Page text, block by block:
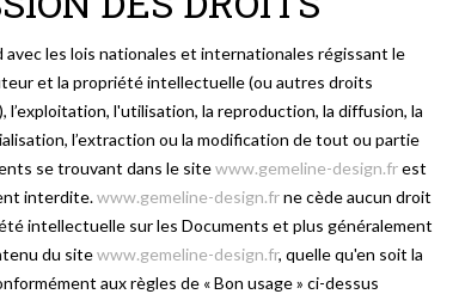
avec les lois nationales et internationales régissant le
et la propriété intellectuelle (ou autres droits
l’exploitation, l'utilisation, la reproduction, la diffusion, la
l’extraction ou la modification de tout ou partie
se trouvant dans le sitewww.gemeline-design.frest
interdite.www.gemeline-design.frne cède aucun droit
intellectuelle sur les Documents et plus généralement
du sitewww.gemeline-design.fr, quelle qu'en soit la
aux règles de « Bon usage » ci-dessus